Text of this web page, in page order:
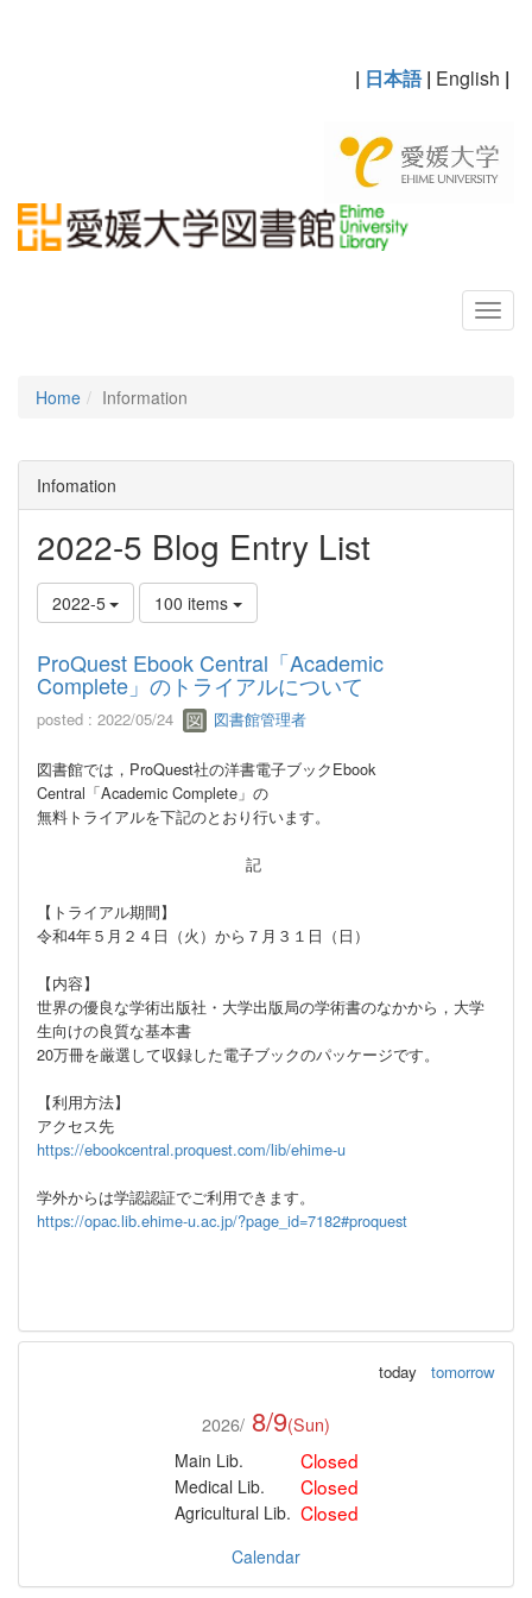
| 日本語| English |
Home Information
Infomation
2022-5 Blog Entry List
2022-5 100 items
ProQuest Ebook Central「Academic
Complete」のトライアルについて
posted : 2022/05/24 図書館管理者
図書館では，ProQuest社の洋書電子ブックEbook
Central「Academic Complete」の
無料トライアルを下記のとおり行います。
記
【トライアル期間】
令和4年５月２４日（火）から７月３１日（日）
【内容】
世界の優良な学術出版社・大学出版局の学術書のなかから，大学
生向けの良質な基本書
20万冊を厳選して収録した電子ブックのパッケージです。
【利用方法】
アクセス先
https://ebookcentral.proquest.com/lib/ehime-u
学外からは学認認証でご利用できます。
https://opac.lib.ehime-u.ac.jp/?page_id=7182#proquest
today tomorrow
2026/ 8/9(Sun)
Main Lib.
Closed
Medical Lib. Closed
Agricultural Lib. Closed
Calendar